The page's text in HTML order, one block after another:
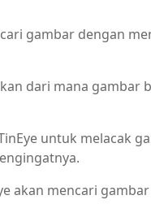
gambar dengan
dari mana gambar
untuk melacak
akan mencari